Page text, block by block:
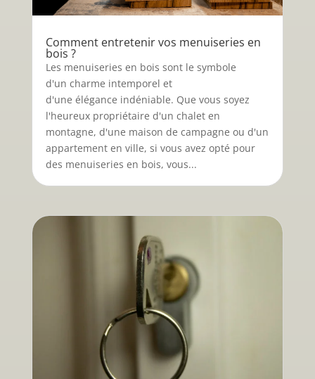
Comment entretenir vos menuiseries en
bois ?
Les menuiseries en bois sont le symbole
d'un charme intemporel et
d'une élégance indéniable. Que vous soyez
l'heureux propriétaire d'un chalet en
montagne, d'une maison de campagne ou d'un
appartement en ville, si vous avez opté pour
des menuiseries en bois, vous...